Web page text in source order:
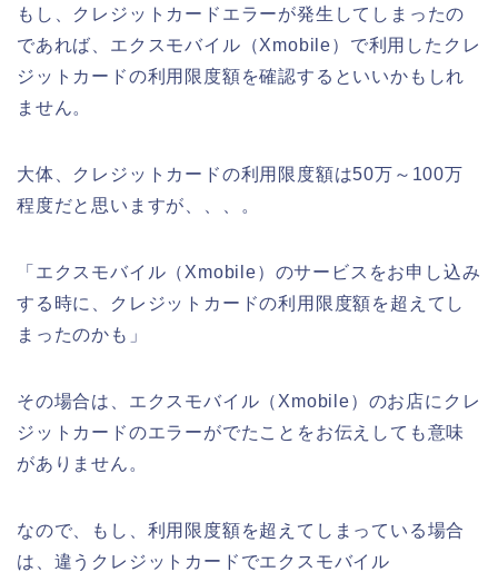
もし、クレジットカードエラーが発生してしまったの
であれば、エクスモバイル（Xmobile）で利用したクレ
ジットカードの利用限度額を確認するといいかもしれ
ません。
大体、クレジットカードの利用限度額は50万～100万
程度だと思いますが、、、。
「エクスモバイル（Xmobile）のサービスをお申し込み
する時に、クレジットカードの利用限度額を超えてし
まったのかも」
その場合は、エクスモバイル（Xmobile）のお店にクレ
ジットカードのエラーがでたことをお伝えしても意味
がありません。
なので、もし、利用限度額を超えてしまっている場合
は、違うクレジットカードでエクスモバイル